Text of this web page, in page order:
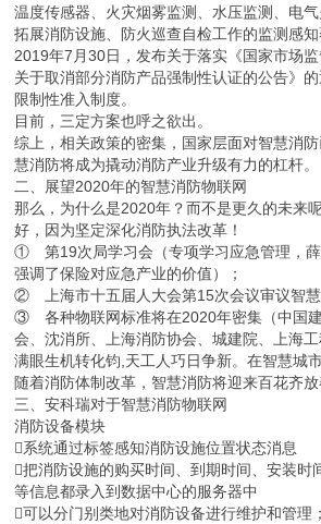
温度传感器、火灾烟雾监测、水压监测、电气
拓展消防设施、防火巡查自检工作的监测感知
2019年7月30日，发布关于落实《国家市场
关于取消部分消防产品强制性认证的公告》
限制性准入制度。
目前，三定方案也呼之欲出。
综上，相关政策的密集，国家层面对智慧消
慧消防将成为撬动消防产业升级有力的杠杆。
二、展望2020年的智慧消防物联网
那么，为什么是2020年？而不是更久的未来
好，因为坚定深化消防执法改革！
① 第19次局学习会（专项学习应急管理，
强调了保险对应急产业的价值）；
② 上海市十五届人大会第15次会议审议智慧
③ 各种物联网标准将在2020年密集（中国
会、沈消所、上海消防协会、城建院、上海工
满眼生机转化钧,天工人巧日争新。在智慧城
随着消防体制改革，智慧消防将迎来百花齐放
三、安科瑞对于智慧消防物联网
消防设备模块
系统通过标签感知消防设施位置状态消息
把消防设施的购买时间、到期时间、安装时
等信息都录入到数据中心的服务器中
可以分门别类地对消防设备进行维护和管理